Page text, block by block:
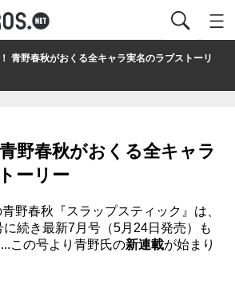
野春秋がおくる全キャラ実名のラブストーリ
野春秋がおくる全キャラ
ーリー
野春秋『スラップスティック』は、
続き最新7月号（5月24日発売）も
この号より青野氏の新連載が始まり